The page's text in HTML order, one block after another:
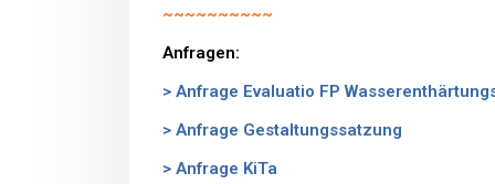
~~~~~~~~~~
Anfragen:
> Anfrage Evaluatio FP
> Anfrage Gestaltungssatzung
> Anfrage KiTa